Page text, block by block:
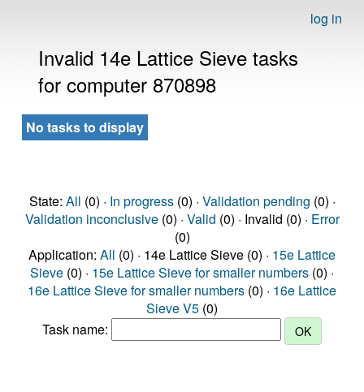
log in
Invalid 14e Lattice Sieve tasks
for computer 870898
No tasks to display
State: All (0) · In progress(0) · Validation pending (0) ·
Validation inconclusive(0) · Valid (0) · Invalid (0) · Error
(0)
Application: All (0) · 14e Lattice Sieve (0) · 15e Lattice
Sieve (0) · 15e Lattice Sieve for smaller numbers (0) ·
16e Lattice Sieve for smaller numbers (0) · 16e Lattice
Sieve V5 (0)
Task name: